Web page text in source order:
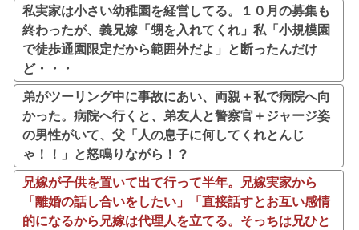
私実家は小さい幼稚園を経営してる。１０月の募集も
終わったが、義兄嫁「甥を入れてくれ」私「小規模園
で徒歩通園限定だから範囲外だよ」と断ったんだけ
ど・・・
弟がツーリング中に事故にあい、両親＋私で病院へ向
かった。病院へ行くと、弟友人と警察官＋ジャージ姿
の男性がいて、父「人の息子に何してくれとんじ
ゃ！！」と怒鳴りながら！？
兄嫁が子供を置いて出て行って半年。兄嫁実家から
「離婚の話し合いをしたい」「直接話すとお互い感情
的になるから兄嫁は代理人を立てる。そっちは兄ひと